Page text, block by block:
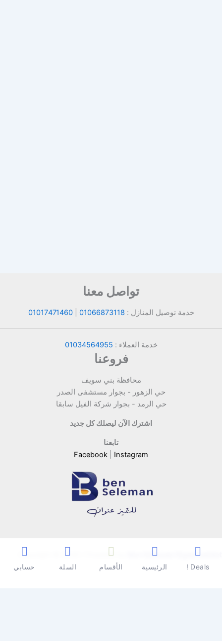
تواصل معنا
خدمة توصيل المنازل : 01066873118
|
01017471460
خدمة العملاء : 01034564955
فروعنا
محافظة بني سويف
حي الزهور - بجوار مستشفى الصدر
حي الرمد - بجوار شركة الفيل سابقا
اشترك الآن ليصلك كل جديد
تابعنا
Facebook
Instagram
Copyright © 2026 | Powered by Ben Seleman Hypermarket
Deals ! الرئيسية الأقسام السلة حسابي